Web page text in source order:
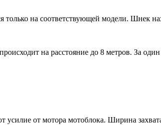
только на соответствующей модели. Шнек
на расстояние до 8 метров. За
от мотора мотоблока. Ширина